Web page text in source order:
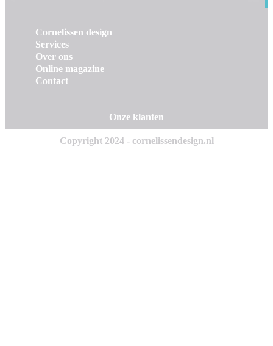
Cornelissen design
Services
Over ons
Online magazine
Contact
Onze klanten
Copyright 2024 - cornelissendesign.nl